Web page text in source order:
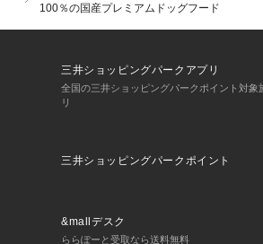
100％の国産プレミアムドッグフード
三井ショッピングパークアプリ
全国の三井ショッピングパークポイント対象
リ
三井ショッピングパークポイント
&mallデスク
ららぽーと受取なら送料無料